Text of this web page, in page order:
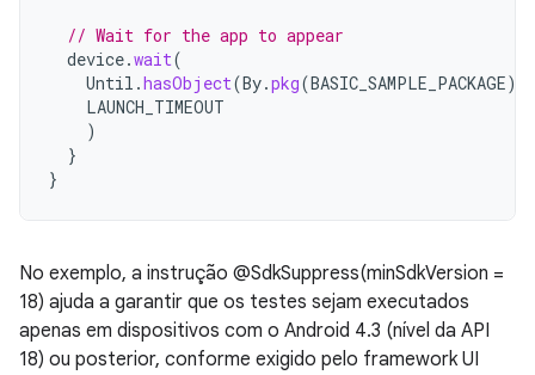
// Wait for the app to appear
device.wait(
Until .hasObject(By.pkg(BASIC_SAMPLE_PACKAGE).
LAUNCH_TIMEOUT
)
}
}
No exemplo, a instrução @SdkSuppress(minSdkVersion =
18) ajuda a garantir que os testes sejam executados
apenas em dispositivos com o Android 4.3 (nível da API
18) ou posterior, conforme exigido pelo framework UI